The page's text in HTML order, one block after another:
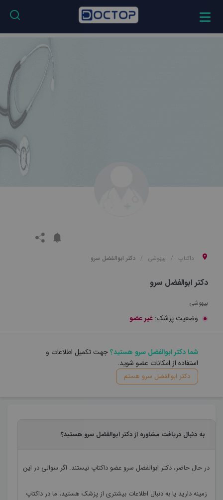
داکتاپ بیهوشی دکتر ابوالفضل سرو
دکتر ابوالفضل سرو
بیهوشی
وضعیت پزشک: غیر عضو
شما دکتر ابوالفضل سرو هستید؟جهت تکمیل اطلاعات و
استفاده از امکانات عضو شوید.
دکتر ابوالفضل سرو هستم
به دنبال دریافت مشاوره از دکتر ابوالفضل سرو هستید؟
در حال حاضر، دکتر ابوالفضل سرو عضو داکتاپ نیستند. اگر سوالی در این
زمینه دارید یا به دنبال اطلاعات بیشتری از پزشک هستید، ما در داکتاپ